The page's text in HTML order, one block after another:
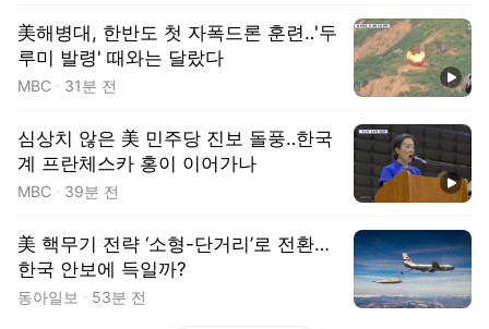
美해병대, 한반도 첫 자폭드론 훈련‥'두
루미 발령' 때와는 달랐다
MBC 31분 전
심상치 않은 美 민주당 진보 돌풍‥한국
계 프란체스카 홍이 이어가나
MBC 39분 전
美 핵무기 전략 ‘소형-단거리’로 전환…
한국 안보에 득일까?
동아일보 53분 전